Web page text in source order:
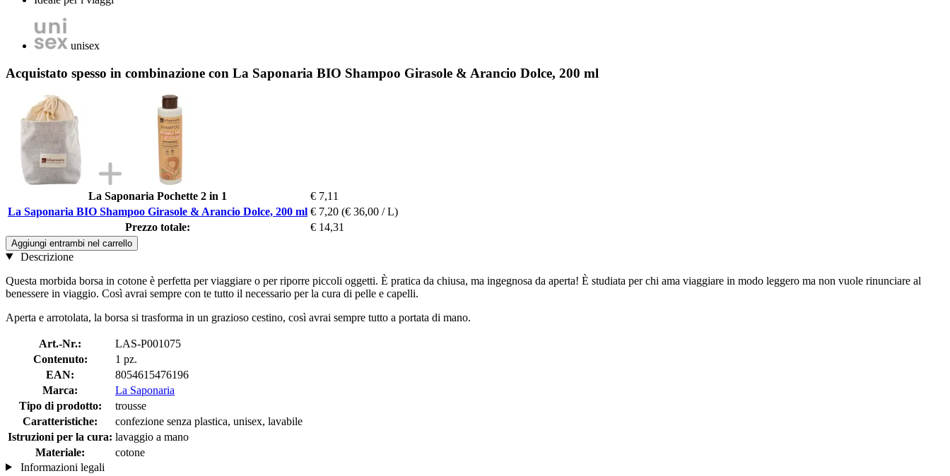
unisex
Acquistato spesso in combinazione con La Saponaria BIO Shampoo Girasole & Arancio Dolce, 200 ml
La Saponaria Pochette 2 in 1
€ 7,11
La Saponaria BIO Shampoo Girasole & Arancio Dolce, 200 ml € 7,20 (€ 36,00 / L)
Prezzo totale:
€ 14,31
Aggiungi entrambi nel carrello
Descrizione
Questa morbida borsa in cotone è perfetta per viaggiare o per riporre piccoli oggetti. È pratica da chiusa, ma ingegnosa da aperta! È studiata per chi ama viaggiare in modo leggero ma non vuole rinunciare al
benessere in viaggio. Così avrai sempre con te tutto il necessario per la cura di pelle e capelli.
Aperta e arrotolata, la borsa si trasforma in un grazioso cestino, così avrai sempre tutto a portata di mano.
Art.-Nr.:
LAS-P001075
Contenuto:
1 pz.
EAN:
8054615476196
Marca:
La Saponaria
Tipo di prodotto:
trousse
Caratteristiche:
confezione senza plastica, unisex, lavabile
Istruzioni per la cura: lavaggio a mano
Materiale:
cotone
Informazioni legali